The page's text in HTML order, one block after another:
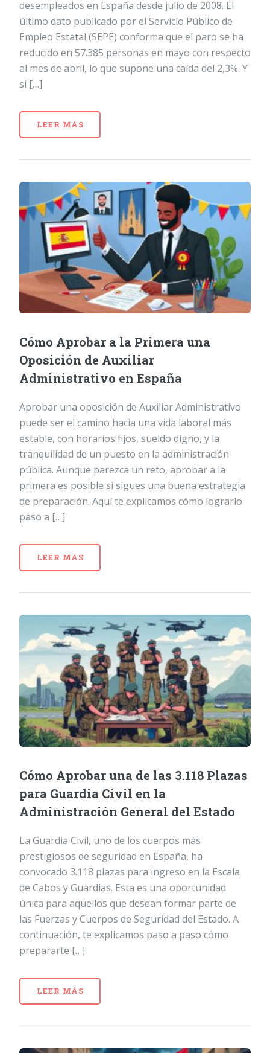
desempleados en España desde julio de 2008. El
último dato publicado por el Servicio Público de
Empleo Estatal (SEPE) conforma que el paro se ha
reducido en 57.385 personas en mayo con respecto
al mes de abril, lo que supone una caída del 2,3%. Y
si […]
LEER MÁS
Cómo Aprobar a la Primera una
Oposición de Auxiliar
Administrativo en España
Aprobar una oposición de Auxiliar Administrativo
puede ser el camino hacia una vida laboral más
estable, con horarios fijos, sueldo digno, y la
tranquilidad de un puesto en la administración
pública. Aunque parezca un reto, aprobar a la
primera es posible si sigues una buena estrategia
de preparación. Aquí te explicamos cómo lograrlo
paso a […]
LEER MÁS
Cómo Aprobar una de las 3.118 Plazas
para Guardia Civil en la
Administración General del Estado
La Guardia Civil, uno de los cuerpos más
prestigiosos de seguridad en España, ha
convocado 3.118 plazas para ingreso en la Escala
de Cabos y Guardias. Esta es una oportunidad
única para aquellos que desean formar parte de
las Fuerzas y Cuerpos de Seguridad del Estado. A
continuación, te explicamos paso a paso cómo
prepararte […]
LEER MÁS